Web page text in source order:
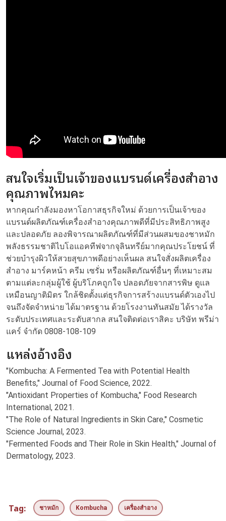
สนใจเริ่มเป็นเจ้าของแบรนด์เครื่องสำอาง
คุณภาพไหมคะ
หากคุณกำลังมองหาโอกาสธุรกิจใหม่ ด้วยการเป็นเจ้าของ
แบรนด์ผลิตภัณฑ์เครื่องสำอางคุณภาพดีที่มีประสิทธิภาพสูง
และปลอดภัย ลองพิจารณาผลิตภัณฑ์ที่มีส่วนผสมของชาหมัก
พลังธรรมชาติไบโอแอคทีฟจากจุลินทรีย์มากคุณประโยชน์ ที่
ช่วยบำรุงผิวให้สวยสุขภาพดีอย่างเห็นผล สนใจสั่งผลิตเครื่อง
สำอาง มาร์คหน้า ครีม เซรั่ม หรือผลิตภัณฑ์อื่นๆ ที่เหมาะสม
ตามแต่ละกลุ่มผู้ใช้ ผู้บริโภคถูกใจ ปลอดภัยจากสารพิษ ดูแล
เหมือนญาติมิตร ใกล้ชิดตั้งแต่ธุรกิจการสร้างแบรนด์ตัวเองไป
จนถึงจัดจำหน่าย ได้มาตรฐาน ด้วยโรงงานทันสมัย ได้รางวัล
ระดับประเทศและระดับสากล สนใจติดต่อเราสิคะ บริษัท พรีม่า
แคร์ จำกัด 0808-108-109
แหล่งอ้างอิง
"Kombucha: A Fermented Tea with Potential Health
Benefits," Journal of Food Science, 2022.
"Antioxidant Properties of Kombucha," Food Research
International, 2021.
"The Role of Natural Ingredients in Skin Care," Cosmetic
Science Journal, 2023.
"Fermented Foods and Their Role in Skin Health," Journal of
Dermatology, 2023.
Tag: ชาหมัก Kombucha เครื่องสำอาง